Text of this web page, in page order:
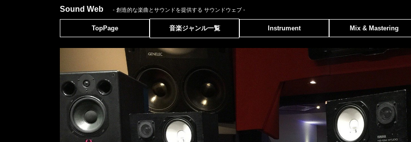
Sound Web - 創造的な楽曲とサウンドを提供する サウンドウェブ -
TopPage 音楽ジャンル一覧 Instrument Mix & Mastering